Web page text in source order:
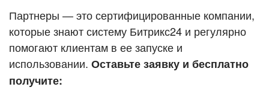
ВХОД
ВХОД
Кейсы партнёров
Смотреть видеокейсы
Партнеры — это сертифицированные компании,
которые знают систему Битрикс24 и регулярно
помогают клиентам в ее запуске и
использовании. Оставьте заявку и бесплатно
получите: